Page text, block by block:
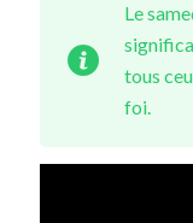
Le
tous
foi.